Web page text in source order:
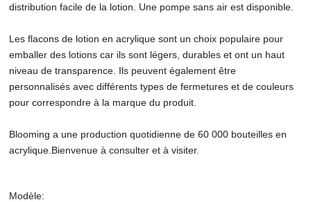
distribution facile de la lotion. Une pompe sans air est disponible.
Les flacons de lotion en acrylique sont un choix populaire pour
emballer des lotions car ils sont légers, durables et ont un haut
niveau de transparence. Ils peuvent également être
personnalisés avec différents types de fermetures et de couleurs
pour correspondre à la marque du produit.
Blooming a une production quotidienne de 60 000 bouteilles en
acrylique.Bienvenue à consulter et à visiter.
Modèle: